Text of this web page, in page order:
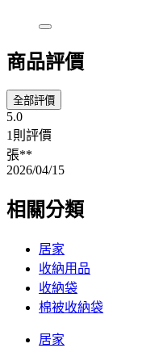
商品評價
全部評價
5.0
1則評價
張**
2026/04/15
相關分類
居家
收納用品
收納袋
棉被收納袋
居家